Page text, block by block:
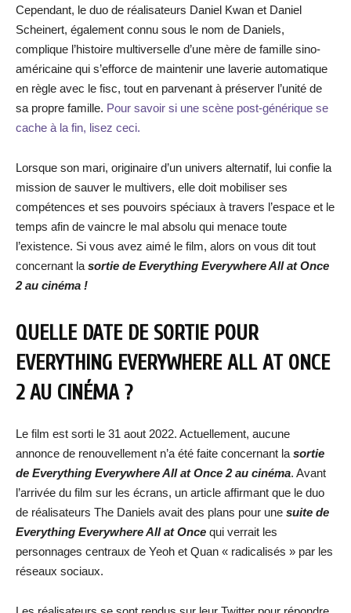
Cependant, le duo de réalisateurs Daniel Kwan et Daniel
Scheinert, également connu sous le nom de Daniels,
complique l’histoire multiverselle d’une mère de famille sino-
américaine qui s’efforce de maintenir une laverie automatique
en règle avec le fisc, tout en parvenant à préserver l’unité de
sa propre famille. Pour savoir si une scène post-générique se
cache à la fin, lisez ceci.
Lorsque son mari, originaire d’un univers alternatif, lui confie la
mission de sauver le multivers, elle doit mobiliser ses
compétences et ses pouvoirs spéciaux à travers l’espace et le
temps afin de vaincre le mal absolu qui menace toute
l’existence. Si vous avez aimé le film, alors on vous dit tout
concernant la sortie de Everything Everywhere All at Once
2 au cinéma !
QUELLE DATE DE SORTIE POUR
EVERYTHING EVERYWHERE ALL AT ONCE
2 AU CINÉMA ?
Le film est sorti le 31 aout 2022. Actuellement, aucune
annonce de renouvellement n’a été faite concernant la sortie
de Everything Everywhere All at Once 2 au cinéma. Avant
l’arrivée du film sur les écrans, un article affirmant que le duo
de réalisateurs The Daniels avait des plans pour une suite de
Everything Everywhere All at Once qui verrait les
personnages centraux de Yeoh et Quan « radicalisés » par les
réseaux sociaux.